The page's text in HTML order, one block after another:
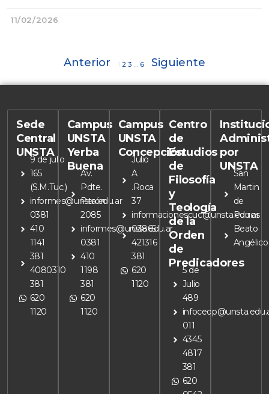
11/02/2026
Anterior 1 2 3 6 Siguiente
Sede
Central
UNSTA
9 de julio
165
(S.M.Tuc.)
informes@unsta.edu.ar
0381
410
1141
381
4080310
381
620
1120
Campus
UNSTA
Yerba
Buena
Av.
Pdte.
Perón
2085
informes@unsta.edu.ar
0381
410
1198
381
620
1120
Campus
UNSTA
Concepción
Julio
A
.Roca
37
informacionescuc@unsta.edu.ar
03865
421316
381
620
1120
Centro
de
Estudios
de
Filosofía
y
Teología
de la
Orden
de
Predicadores
5 de
Julio
489
011
4345
4817
381
620
por
UNSTA
San
Martin
de
Porres
Beato
Angélico